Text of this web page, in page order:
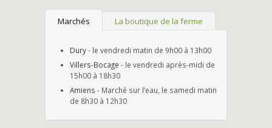
Marchés La boutique de la ferme
Dury- le vendredi matin de 9h00 à 13h00
Villers-Bocage - le vendredi après-midi de
15h00 à 18h30
Amiens - Marché sur l’eau, le samedi matin
de 8h30 à 12h30